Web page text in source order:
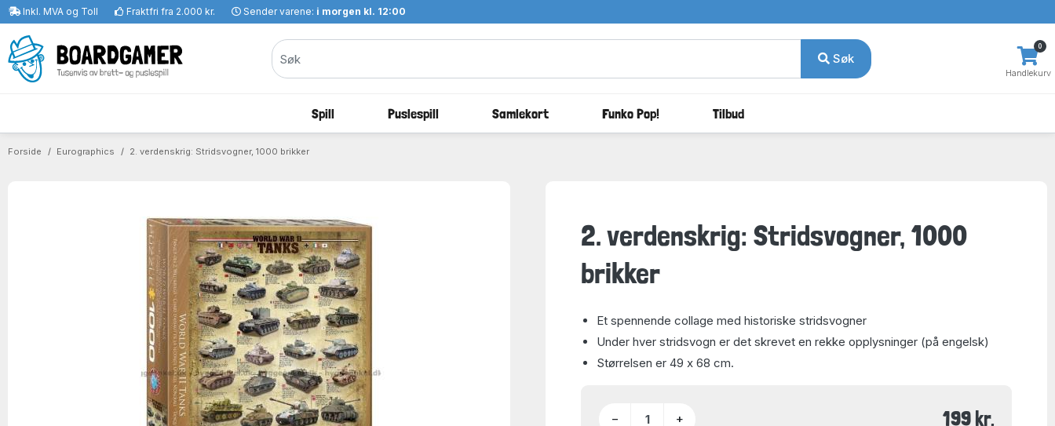
Inkl. MVA og Toll Fraktfri fra 2.000 kr. Sender varene: i morgen kl. 12:00
Søk
Handlekurv
0
Spill Puslespill Samlekort Funko Pop! Tilbud
Forside Eurographics 2. verdenskrig: Stridsvogner, 1000 brikker
2. verdenskrig: Stridsvogner, 1000
brikker
Et spennende collage med historiske stridsvogner
Under hver stridsvogn er det skrevet en rekke opplysninger (på engelsk)
Størrelsen er 49 x 68 cm.
− + 199 kr.